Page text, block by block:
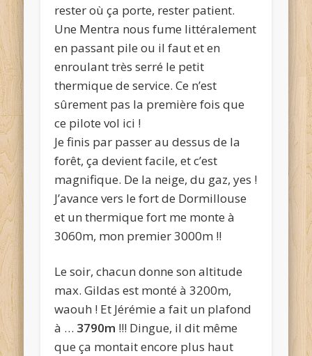
rester où ça porte, rester patient.
Une Mentra nous fume littéralement
en passant pile ou il faut et en
enroulant très serré le petit
thermique de service. Ce n’est
sûrement pas la première fois que
ce pilote vol ici !
Je finis par passer au dessus de la
forêt, ça devient facile, et c’est
magnifique. De la neige, du gaz, yes !
J’avance vers le fort de Dormillouse
et un thermique fort me monte à
3060m, mon premier 3000m !!
Le soir, chacun donne son altitude
max. Gildas est monté à 3200m,
waouh ! Et Jérémie a fait un plafond
à … 3790m !!! Dingue, il dit même
que ça montait encore plus haut